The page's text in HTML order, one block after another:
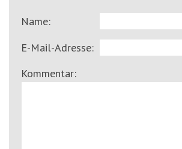
Name:
E-Mail-Adresse:
Kommentar: